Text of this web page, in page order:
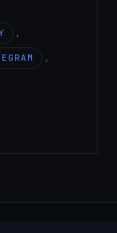
,
,